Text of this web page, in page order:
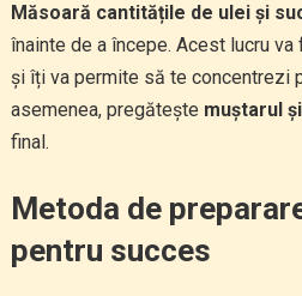
Măsoară cantitățile de ulei și
înainte de a începe. Acest lucru
și îți va permite să te concentrezi
asemenea, pregătește muștarul
final.
Metoda de
pentru succes